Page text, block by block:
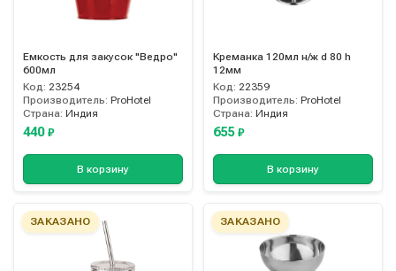
Емкость для закусок "Ведро"
600мл
Код: 23254
Производитель: ProHotel
Страна: Индия
440 ₽
В корзину
Креманка 120мл н/ж d 80 h
12мм
Код: 22359
Производитель: ProHotel
Страна: Индия
655 ₽
В корзину
ЗАКАЗАНО ЗАКАЗАНО